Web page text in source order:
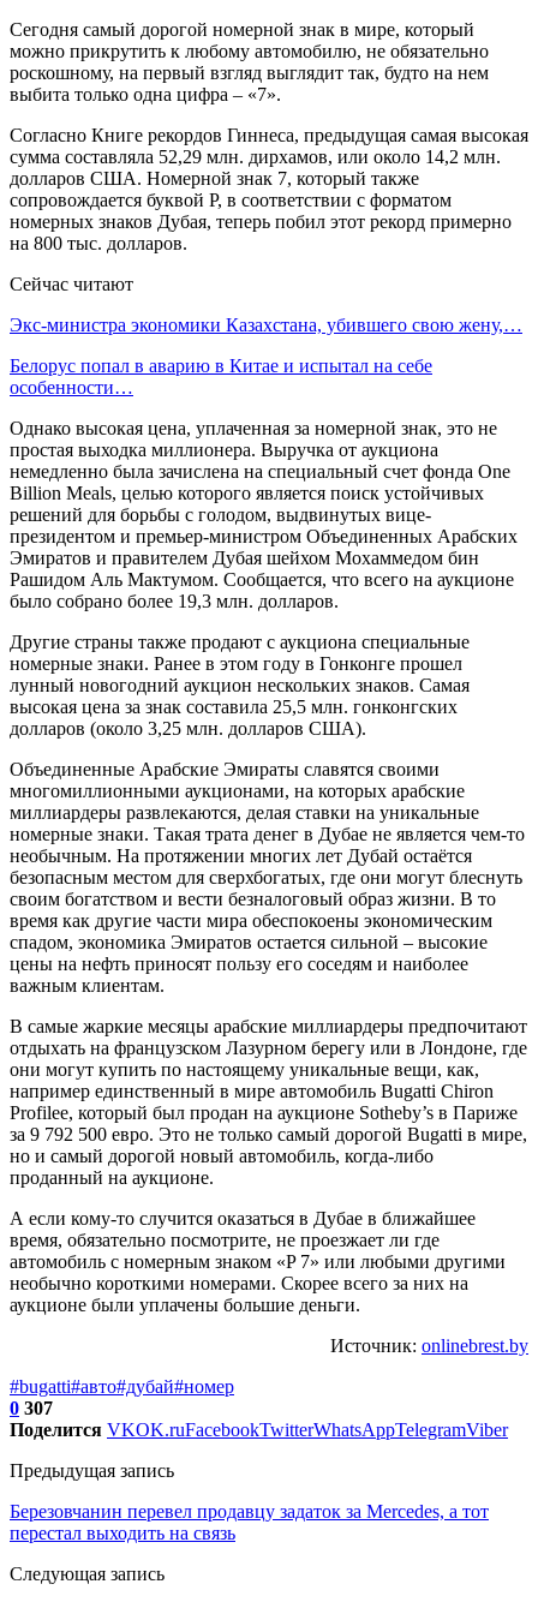
Сегодня самый дорогой номерной знак в мире, который
можно прикрутить к любому автомобилю, не обязательно
роскошному, на первый взгляд выглядит так, будто на нем
выбита только одна цифра – «7».
Согласно Книге рекордов Гиннеса, предыдущая самая высокая
сумма составляла 52,29 млн. дирхамов, или около 14,2 млн.
долларов США. Номерной знак 7, который также
сопровождается буквой P, в соответствии с форматом
номерных знаков Дубая, теперь побил этот рекорд примерно
на 800 тыс. долларов.
Сейчас читают
Экс-министра экономики Казахстана, убившего свою жену,…
Белорус попал в аварию в Китае и испытал на себе
особенности…
Однако высокая цена, уплаченная за номерной знак, это не
простая выходка миллионера. Выручка от аукциона
немедленно была зачислена на специальный счет фонда One
Billion Meals, целью которого является поиск устойчивых
решений для борьбы с голодом, выдвинутых вице-
президентом и премьер-министром Объединенных Арабских
Эмиратов и правителем Дубая шейхом Мохаммедом бин
Рашидом Аль Мактумом. Сообщается, что всего на аукционе
было собрано более 19,3 млн. долларов.
Другие страны также продают с аукциона специальные
номерные знаки. Ранее в этом году в Гонконге прошел
лунный новогодний аукцион нескольких знаков. Самая
высокая цена за знак составила 25,5 млн. гонконгских
долларов (около 3,25 млн. долларов США).
Объединенные Арабские Эмираты славятся своими
многомиллионными аукционами, на которых арабские
миллиардеры развлекаются, делая ставки на уникальные
номерные знаки. Такая трата денег в Дубае не является чем-то
необычным. На протяжении многих лет Дубай остаётся
безопасным местом для сверхбогатых, где они могут блеснуть
своим богатством и вести безналоговый образ жизни. В то
время как другие части мира обеспокоены экономическим
спадом, экономика Эмиратов остается сильной – высокие
цены на нефть приносят пользу его соседям и наиболее
важным клиентам.
В самые жаркие месяцы арабские миллиардеры предпочитают
отдыхать на французском Лазурном берегу или в Лондоне, где
они могут купить по настоящему уникальные вещи, как,
например единственный в мире автомобиль Bugatti Chiron
Profilee, который был продан на аукционе Sotheby’s в Париже
за 9 792 500 евро. Это не только самый дорогой Bugatti в мире,
но и самый дорогой новый автомобиль, когда-либо
проданный на аукционе.
А если кому-то случится оказаться в Дубае в ближайшее
время, обязательно посмотрите, не проезжает ли где
автомобиль с номерным знаком «P 7» или любыми другими
необычно короткими номерами. Скорее всего за них на
аукционе были уплачены большие деньги.
Источник: onlinebrest.by
#bugatti#авто#дубай#номер
0 307
Поделится VKOK.ruFacebookTwitterWhatsAppTelegramViber
Предыдущая запись
Березовчанин перевел продавцу задаток за Mercedes, а тот
перестал выходить на связь
Следующая запись